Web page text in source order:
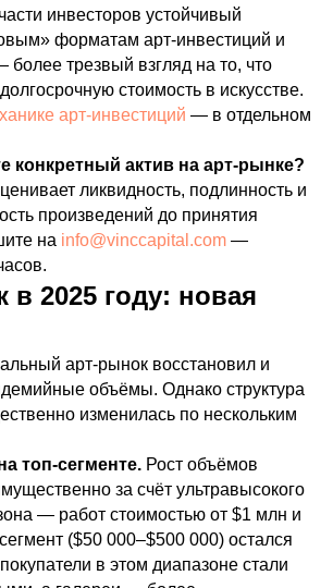
инвесторов устойчивый
форматам арт-инвестиций и
трезвый взгляд на то, что
стоимость в искусстве.
арт-инвестиций — в отдельном
конкретный актив на арт-рынке?
ликвидность, подлинность и
произведений до принятия
на info@vinccapital.com —
в 2025 году: новая
арт-рынок восстановил и
объёмы. Однако структура
изменилась по нескольким
топ-сегменте. Рост объёмов
за счёт ультравысокого
— работ стоимостью от $1 млн и
($50 000–$500 000) остался
в этом диапазоне стали